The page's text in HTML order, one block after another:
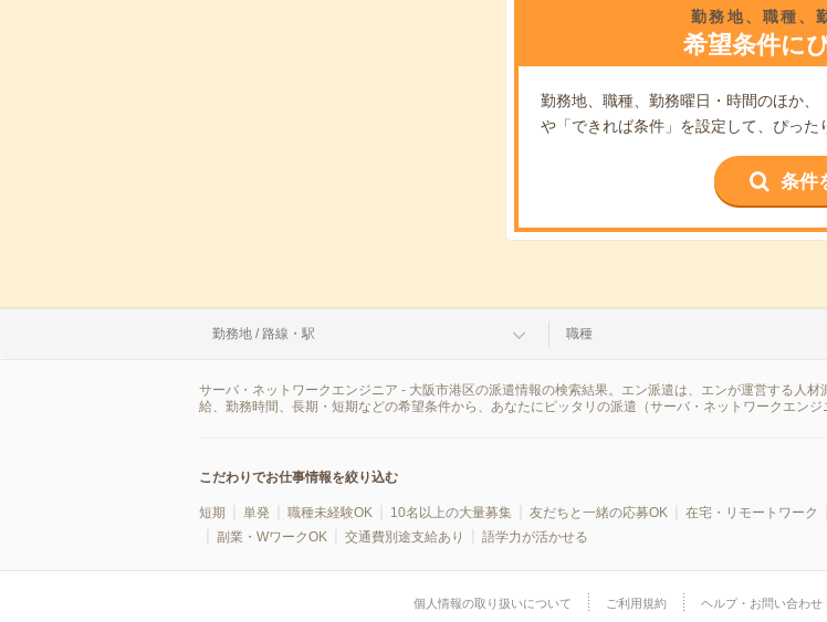
勤務地、職種、
希望条件に
勤務地、職種、勤務曜日・時間のほか、
や「できれば条件」を設定して、ぴった
条件
勤務地 / 路線・駅 職種
サーバ・ネットワークエンジニア - 大阪市港区の派遣情報の検索結果。エン派遣は、エンが運営する人
給、勤務時間、長期・短期などの希望条件から、あなたにピッタリの派遣（サーバ・ネットワークエンジ
こだわりでお仕事情報を絞り込む
短期 単発 職種未経験OK 10名以上の大量募集 友だちと一緒の応募OK 在宅・リモートワーク
副業・WワークOK
交通費別途支給あり 語学力が活かせる
個人情報の取り扱いについて ご利用規約 ヘルプ・お問い合わせ